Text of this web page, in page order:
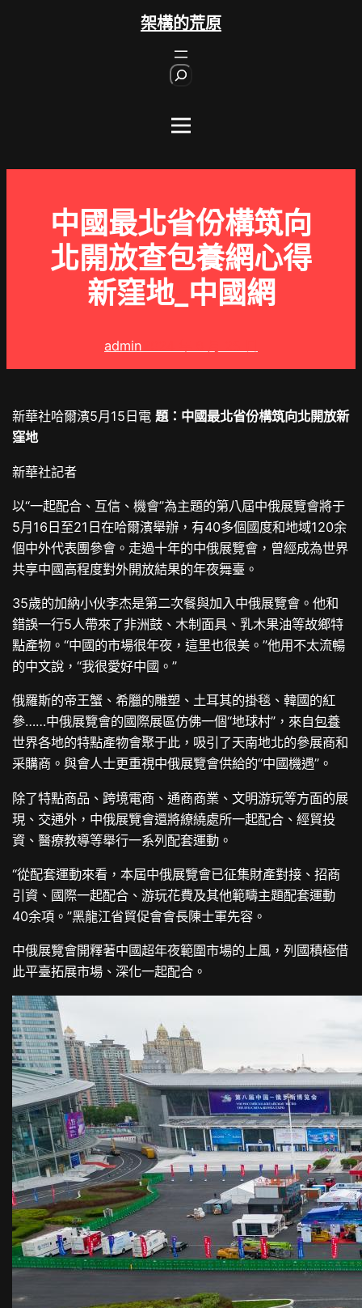
架構的荒原
中國最北省份構筑向
北開放查包養網心得
新窪地_中國網
admin
新華社哈爾濱5月15日電題：中國最北省份構筑向北開放新
窪地
新華社記者
以“一起配合、互信、機會”為主題的第八屆中俄展覽會將于
5月16日至21日在哈爾濱舉辦，有40多個國度和地域120余
個中外代表團參會。走過十年的中俄展覽會，曾經成為世界
共享中國高程度對外開放結果的年夜舞臺。
35歲的加納小伙李杰是第二次餐與加入中俄展覽會。他和
錯誤一行5人帶來了非洲鼓、木制面具、乳木果油等故鄉特
點產物。“中國的市場很年夜，這里也很美。”他用不太流暢
的中文說，“我很愛好中國。”
俄羅斯的帝王蟹、希臘的雕塑、土耳其的掛毯、韓國的紅
參……中俄展覽會的國際展區仿佛一個“地球村”，來自包養
世界各地的特點產物會聚于此，吸引了天南地北的參展商和
采購商。與會人士更重視中俄展覽會供給的“中國機遇”。
除了特點商品、跨境電商、通商商業、文明游玩等方面的展
現、交通外，中俄展覽會還將繚繞處所一起配合、經貿投
資、醫療教導等舉行一系列配套運動。
“從配套運動來看，本屆中俄展覽會已征集財產對接、招商
引資、國際一起配合、游玩花費及其他範疇主題配套運動
40余項。”黑龍江省貿促會會長陳士軍先容。
中俄展覽會開釋著中國超年夜範圍市場的上風，列國積極借
此平臺拓展市場、深化一起配合。